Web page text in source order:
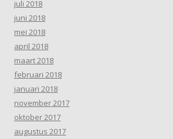
juli 2018
juni 2018
mei 2018
april 2018
maart 2018
februari 2018
januari 2018
november 2017
oktober 2017
augustus 2017